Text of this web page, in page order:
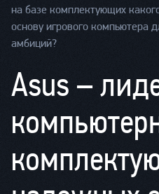
на базе комплектующих
основу игрового компьютера
амбиций?
Asus –